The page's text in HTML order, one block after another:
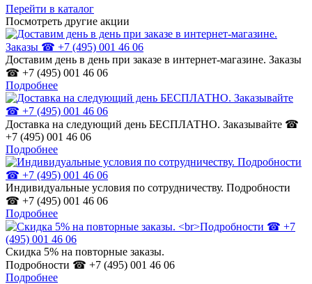
Перейти в каталог
Посмотреть другие акции
Доставим день в день при заказе в интернет-магазине. Заказы
☎ +7 (495) 001 46 06
Подробнее
Доставка на следующий день БЕСПЛАТНО. Заказывайте ☎
+7 (495) 001 46 06
Подробнее
Индивидуальные условия по сотрудничеству. Подробности
☎ +7 (495) 001 46 06
Подробнее
Cкидка 5% на повторные заказы.
Подробности ☎ +7 (495) 001 46 06
Подробнее